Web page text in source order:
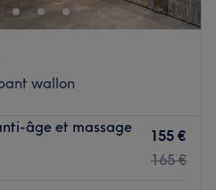
wallon
âge et massage
155 €
165 €